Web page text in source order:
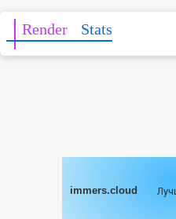
Render Stats
immers.cloud